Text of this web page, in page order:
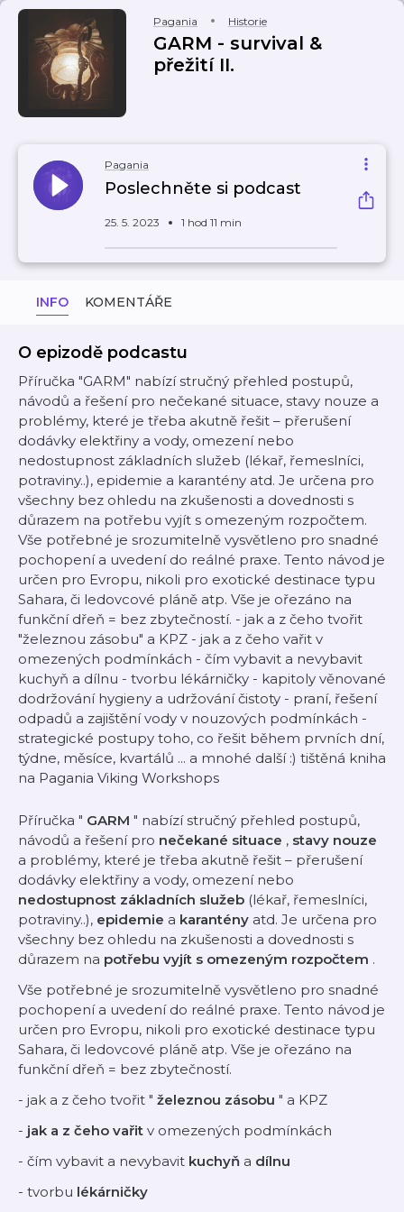
Pagania Historie
GARM - survival &
přežití II.
Pagania
Poslechněte si podcast
25. 5. 2023 1 hod 11 min
INFO KOMENTÁŘE
O epizodě podcastu
Příručka "GARM" nabízí stručný přehled postupů,
návodů a řešení pro nečekané situace, stavy nouze a
problémy, které je třeba akutně řešit – přerušení
dodávky elektřiny a vody, omezení nebo
nedostupnost základních služeb (lékař, řemeslníci,
potraviny..), epidemie a karantény atd. Je určena pro
všechny bez ohledu na zkušenosti a dovednosti s
důrazem na potřebu vyjít s omezeným rozpočtem.
Vše potřebné je srozumitelně vysvětleno pro snadné
pochopení a uvedení do reálné praxe. Tento návod je
určen pro Evropu, nikoli pro exotické destinace typu
Sahara, či ledovcové pláně atp. Vše je ořezáno na
funkční dřeň = bez zbytečností. - jak a z čeho tvořit
"železnou zásobu" a KPZ - jak a z čeho vařit v
omezených podmínkách - čím vybavit a nevybavit
kuchyň a dílnu - tvorbu lékárničky - kapitoly věnované
dodržování hygieny a udržování čistoty - praní, řešení
odpadů a zajištění vody v nouzových podmínkách -
strategické postupy toho, co řešit během prvních dní,
týdne, měsíce, kvartálů ... a mnohé další :) tištěná kniha
na ⁠Pagania Viking Workshops
Příručka " GARM " nabízí stručný přehled postupů,
návodů a řešení pro nečekané situace , stavy nouze
a problémy, které je třeba akutně řešit – přerušení
dodávky elektřiny a vody, omezení nebo
nedostupnost základních služeb (lékař, řemeslníci,
potraviny..), epidemie a karantény atd. Je určena pro
všechny bez ohledu na zkušenosti a dovednosti s
důrazem na potřebu vyjít s omezeným rozpočtem .
Vše potřebné je srozumitelně vysvětleno pro snadné
pochopení a uvedení do reálné praxe. Tento návod je
určen pro Evropu, nikoli pro exotické destinace typu
Sahara, či ledovcové pláně atp. Vše je ořezáno na
funkční dřeň = bez zbytečností.
- jak a z čeho tvořit " železnou zásobu " a KPZ
- jak a z čeho vařit v omezených podmínkách
- čím vybavit a nevybavit kuchyň a dílnu
- tvorbu lékárničky